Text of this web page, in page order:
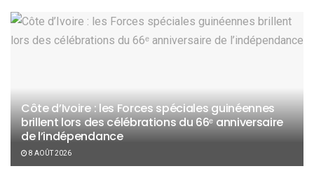
Côte d’Ivoire : les Forces spéciales guinéennes
brillent lors des célébrations du 66ᵉ anniversaire
de l’indépendance
8 AOÛT 2026